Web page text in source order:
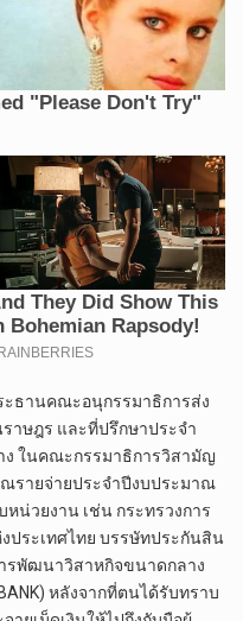
ธานคณะอนุกรรมาธิการส่ง
าษฎร และที่ปรึกษาประจำ
ในคณะกรรมาธิการวิสามัญ
รายจ่ายประจำปีงบประมาณ
หน่วยงาน เช่น กระทรวงการ
ประเทศไทย บรรษัทประกันสิน
รพัฒนาวิสาหกิจขนาดกลาง
หลังจากที่ตนได้รับทราบ